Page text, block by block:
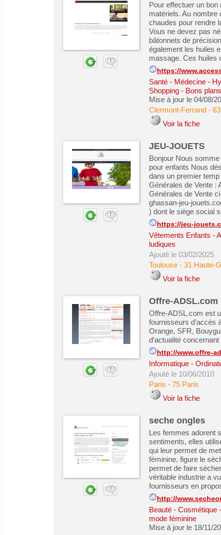
Pour effectuer un
matériels. Au nombre
chaudes pour rendre
Vous ne devez pas
bâtonnets de
également les huiles
massage. Ces huiles
https://
Santé - Médecine -
Shopping - Bons
Mise à jour le 04/08/
Clermont-Ferrand-
Voir la fiche
JEU-JOUETS
Bonjour Nous
pour enfants Nous
dans un premier
Générales de Vente :
Générales de Vente
ghassan-jeu-
) dont le siège social
https://jeu-
Vêtements Enfants -
ludiques
Ajouté le 03/02/2025
Toulouse- 31 Haute-
Voir la fiche
Offre-
Offre-ADSL.com est
fournisseurs d’accès
Orange, SFR,
d’actualité
http://www.offre-
Informatique -
Ajouté le 10/06/2010
Paris - 75 Paris
Voir la fiche
seche ongles
Les femmes adorent
sentiments, elles
qui leur permet de
féminine, figure le
permet de faire
véritable industrie a
fournisseurs en
http://
Beauté - Cosmétique
mode féminine
Mise à jour le 18/11/